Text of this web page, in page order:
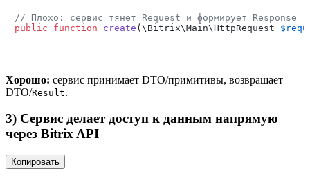
// Плохо: сервис тянет Request и формирует Response
public
function create (\Bitrix\Main\HttpRequest
Хорошо: сервис принимает DTO/примитивы, возвращает
DTO/Result.
3) Сервис делает доступ к данным напрямую
через Bitrix API
Копировать